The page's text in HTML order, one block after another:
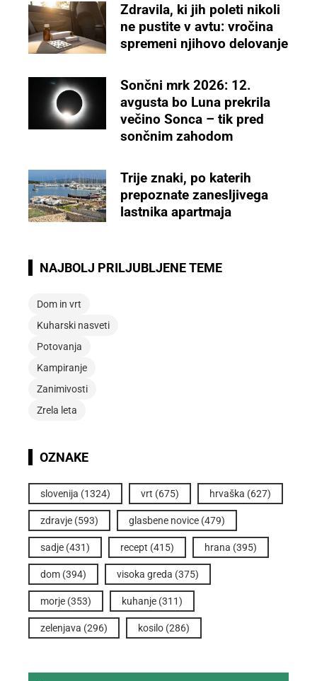
Zdravila, ki jih poleti nikoli
ne pustite v avtu: vročina
spremeni njihovo delovanje
Sončni mrk 2026: 12.
avgusta bo Luna prekrila
večino Sonca – tik pred
sončnim zahodom
Trije znaki, po katerih
prepoznate zanesljivega
lastnika apartmaja
NAJBOLJ PRILJUBLJENE TEME
Dom in vrt
Kuharski nasveti
Potovanja
Kampiranje
Zanimivosti
Zrela leta
OZNAKE
slovenija (1324) vrt (675) hrvaška (627)
zdravje (593) glasbene novice (479)
sadje (431) recept (415) hrana (395)
dom (394) visoka greda (375)
morje (353) kuhanje (311)
zelenjava (296) kosilo (286)